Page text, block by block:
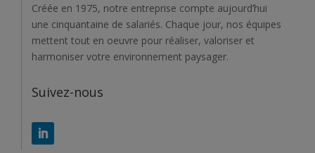
Créée en 1975, notre entreprise compte aujourd’hui
une cinquantaine de salariés. Chaque jour, nos équipes
mettent tout en oeuvre pour réaliser, valoriser et
harmoniser votre environnement paysager.
Suivez-nous